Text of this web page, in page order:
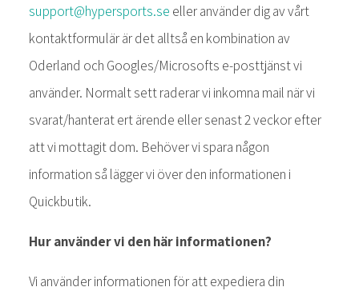
support@hypersports.se eller använder dig av vårt
kontaktformulär är det alltså en kombination av
Oderland och Googles/Microsofts e-posttjänst vi
använder. Normalt sett raderar vi inkomna mail när vi
svarat/hanterat ert ärende eller senast 2 veckor efter
att vi mottagit dom. Behöver vi spara någon
information så lägger vi över den informationen i
Quickbutik.
Hur använder vi den här informationen?
Vi använder informationen för att expediera din